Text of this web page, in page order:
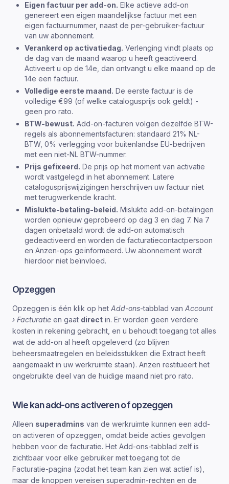
Eigen factuur per add-on. Elke actieve add-on
genereert een eigen maandelijkse factuur met een
eigen factuurnummer, naast de per-gebruiker-factuur
van uw abonnement.
Verankerd op activatiedag. Verlenging vindt plaats op
de dag van de maand waarop u heeft geactiveerd.
Activeert u op de 14e, dan ontvangt u elke maand op de
14e een factuur.
Volledige eerste maand. De eerste factuur is de
volledige €99 (of welke catalogusprijs ook geldt) -
geen pro rato.
BTW-bewust. Add-on-facturen volgen dezelfde BTW-
regels als abonnementsfacturen: standaard 21% NL-
BTW, 0% verlegging voor buitenlandse EU-bedrijven
met een niet-NL BTW-nummer.
Prijs gefixeerd. De prijs op het moment van activatie
wordt vastgelegd in het abonnement. Latere
catalogusprijswijzigingen herschrijven uw factuur niet
met terugwerkende kracht.
Mislukte-betaling-beleid. Mislukte add-on-betalingen
worden opnieuw geprobeerd op dag 3 en dag 7. Na 7
dagen onbetaald wordt de add-on automatisch
gedeactiveerd en worden de facturatiecontactpersoon
en Anzen-ops geïnformeerd. Uw abonnement wordt
hierdoor niet beïnvloed.
Opzeggen
Opzeggen is één klik op het Add-ons-tabblad van Account
› Facturatie en gaat direct in. Er worden geen verdere
kosten in rekening gebracht, en u behoudt toegang tot alles
wat de add-on al heeft opgeleverd (zo blijven
beheersmaatregelen en beleidsstukken die Extract heeft
aangemaakt in uw werkruimte staan). Anzen restitueert het
ongebruikte deel van de huidige maand niet pro rato.
Wie kan add-ons activeren of opzeggen
Alleen superadmins van de werkruimte kunnen een add-
on activeren of opzeggen, omdat beide acties gevolgen
hebben voor de facturatie. Het Add-ons-tabblad zelf is
zichtbaar voor elke gebruiker met toegang tot de
Facturatie-pagina (zodat het team kan zien wat actief is),
maar de knoppen vereisen superadmin-rechten en de